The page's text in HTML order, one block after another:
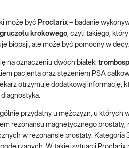
może być Proclarix – badanie
krokowego, czyli takiego,
biopsji, ale może być pomocny w
na oznaczeniu dwóch białek:
pacjenta oraz stężeniem PSA
otrzymuje dodatkową informację,
diagnostyka.
przydatny u mężczyzn, u których
rezonansu magnetycznego prostaty,
w rezonansie prostaty. Kategoria